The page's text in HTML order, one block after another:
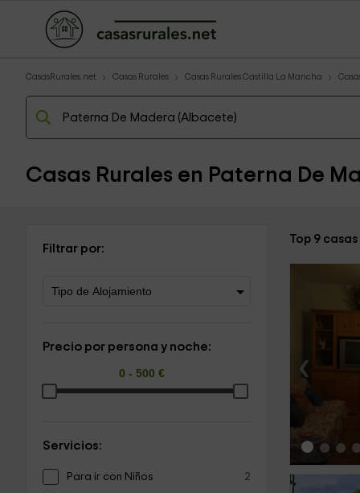
CasasRurales.net Casas Rurales Casas Rurales Castilla La Mancha
Casas Rurales en Paterna De
Filtrar por:
Precio por persona y noche:
Servicios:
Para ir con Niños 2
Top 9
‹